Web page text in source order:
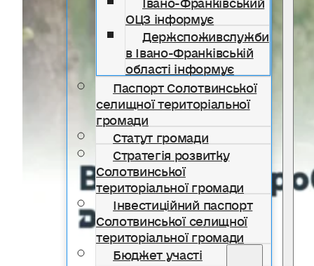
ОЦЗ інформує
Держспоживслужби
в Івано-Франківській
області інформує
Паспорт Солотвинської
селищної територіальної
громади
Статут громади
Стратегія розвитку
Солотвинської
територіальної громади
Інвестиційний паспорт
Солотвинської селищної
територіальної громади
Бюджет участі